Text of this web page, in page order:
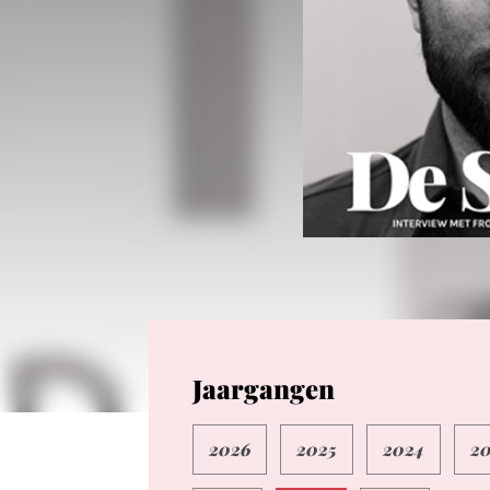
Jaargangen
2026 2025 2024